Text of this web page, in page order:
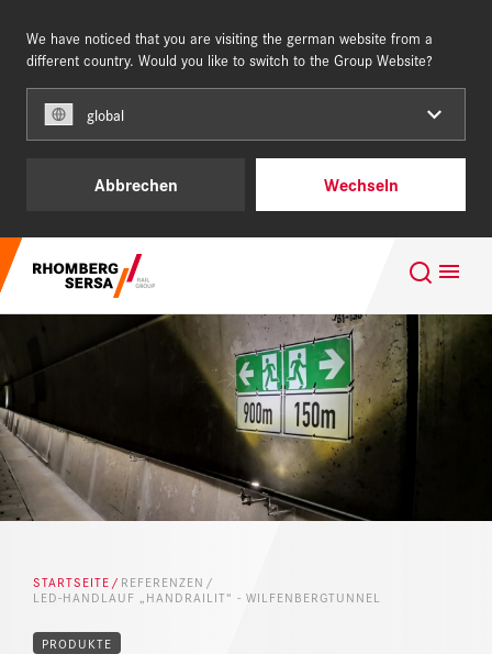
We have noticed that you are visiting the german website from a
different country. Would you like to switch to the Group Website?
global
Abbrechen Wechseln
REFERENZEN
NEWS
Leistungen und Produkte
Über uns
Karriere
DEUTSCHLAND
Suchempfehlungen
Karriere - Building for the future
Digital Rail Services
STARTSEITE REFERENZEN
LED-HANDLAUF „HANDRAILIT“ - WILFENBERGTUNNEL
PRODUKTE